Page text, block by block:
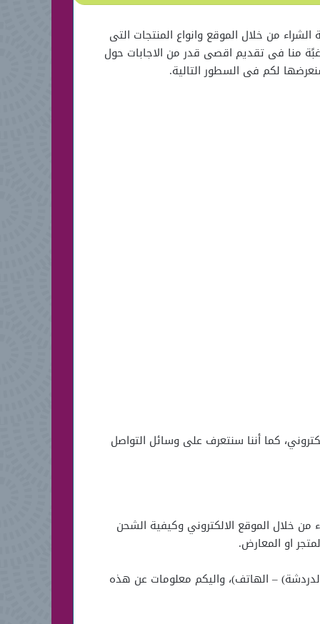
من خلال الموقع وانواع المنتجات التى
منا فى تقديم اقصى قدر من الاجابات حول
لكم فى السطور التالية.
كما أننا سنتعرف على وسائل التواصل
خلال الموقع الالكتروني وكيفية الشحن
او المعارض.
– الهاتف)، واليكم معلومات عن هذه